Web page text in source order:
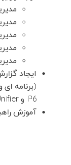
ایجاد
P6 و Unifier
آموزش